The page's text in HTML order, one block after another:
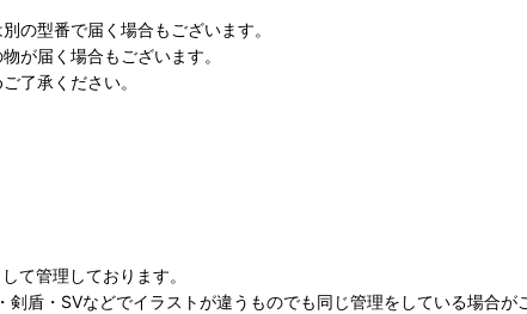
の型番で届く場合もございます。
が届く場合もございます。
了承ください。
て管理しております。
盾・SVなどでイラストが違うものでも同じ管理をしている場合が